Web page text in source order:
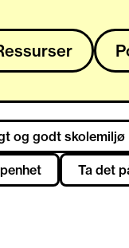
og godt skolemiljø
Ta det